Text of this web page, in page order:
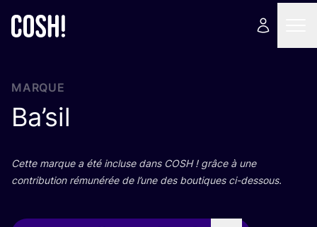
MARQUE
Ba’sil
Cette marque a été incluse dans COSH! grâce à une
contri­bu­tion rému­né­rée de l’une des bou­tiques ci-dessous.